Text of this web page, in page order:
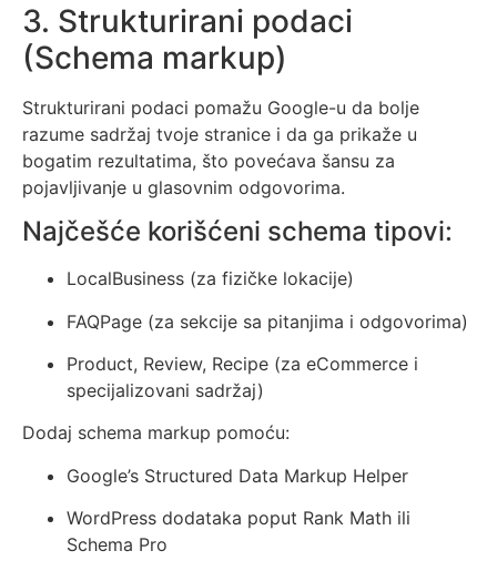
3. Strukturirani podaci
(Schema markup)
Strukturirani podaci pomažu Google-u da bolje
razume sadržaj tvoje stranice i da ga prikaže u
bogatim rezultatima, što povećava šansu za
pojavljivanje u glasovnim odgovorima.
Najčešće korišćeni schema tipovi:
LocalBusiness (za fizičke lokacije)
FAQPage (za sekcije sa pitanjima i odgovorima)
Product, Review, Recipe (za eCommerce i
specijalizovani sadržaj)
Dodaj schema markup pomoću:
Google’s Structured Data Markup Helper
WordPress dodataka poput Rank Math ili
Schema Pro